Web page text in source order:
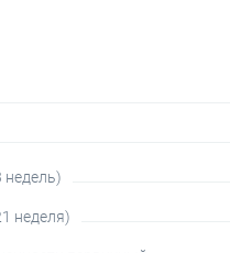
недель)
неделя)